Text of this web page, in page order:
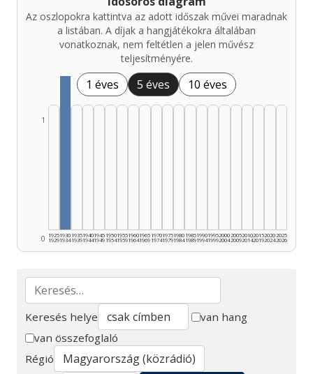
Az oszlopokra kattintva az adott időszak művei maradnak
a listában. A díjak a hangjátékokra általában
vonatkoznak, nem feltétlen a jelen művész
teljesítményére.
1 éves 5 éves 10 éves
0
1
1925
1929
1930
1934
1935
1939
1940
1944
1945
1949
1950
1954
1955
1959
1960
1964
1965
1969
1970
1974
1975
1979
1980
1984
1985
1989
1990
1994
1995
1999
2000
2004
2005
2009
2010
2014
2015
2019
2020
2024
2025
2026
Keresés
Keresés helye
van hang
van összefoglaló
Régió